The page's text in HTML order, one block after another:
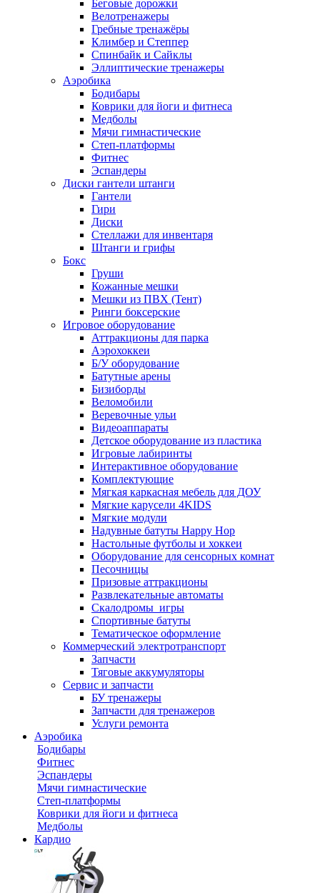
Беговые дорожки
Велотренажеры
Гребные тренажёры
Климбер и Степпер
Спинбайк и Сайклы
Эллиптические тренажеры
Аэробика
Бодибары
Коврики для йоги и фитнеса
Медболы
Мячи гимнастические
Степ-платформы
Фитнес
Эспандеры
Диски гантели штанги
Гантели
Гири
Диски
Стеллажи для инвентаря
Штанги и грифы
Бокс
Груши
Кожанные мешки
Мешки из ПВХ (Тент)
Ринги боксерские
Игровое оборудование
Аттракционы для парка
Аэрохоккеи
Б/У оборудование
Батутные арены
Бизиборды
Веломобили
Веревочные ульи
Видеоаппараты
Детское оборудование из пластика
Игровые лабиринты
Интерактивное оборудование
Комплектующие
Мягкая каркасная мебель для ДОУ
Мягкие карусели 4KIDS
Мягкие модули
Надувные батуты Happy Hop
Настольные футболы и хоккеи
Оборудование для сенсорных комнат
Песочницы
Призовые аттракционы
Развлекательные автоматы
Скалодромы_игры
Спортивные батуты
Тематическое оформление
Коммерческий электротранспорт
Запчасти
Тяговые аккумуляторы
Сервис и запчасти
БУ тренажеры
Запчасти для тренажеров
Услуги ремонта
Аэробика
Бодибары
Фитнес
Эспандеры
Мячи гимнастические
Степ-платформы
Коврики для йоги и фитнеса
Медболы
Кардио